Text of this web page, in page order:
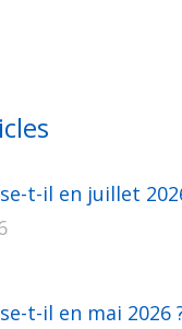
t-il en juillet
t-il en mai 2026